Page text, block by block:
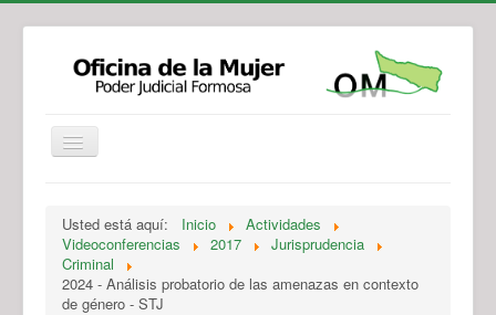
Legislación
Novedades
Recursos y Servicios de Atención
Usted está aquí: Inicio
Actividades
Videoconferencias
2017
Jurisprudencia
Criminal
2024 - Análisis probatorio de las amenazas en contexto
de género - STJ